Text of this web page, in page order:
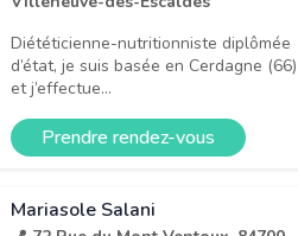
Diététicienne-nutritionniste diplômée
d’état, je suis basée en Cerdagne (66)
et j’effectue...
Prendre rendez-vous
Mariasole Salani